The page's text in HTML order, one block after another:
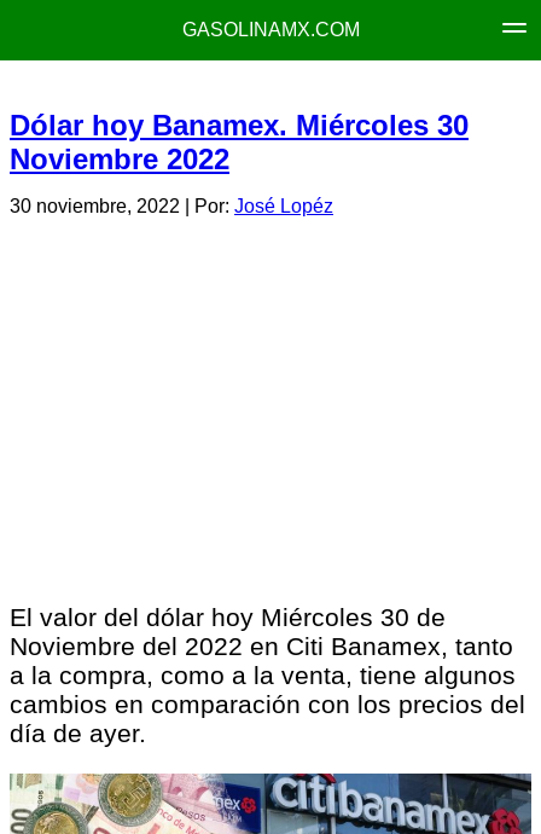
GASOLINAMX.COM
Dólar hoy Banamex. Miércoles 30
Noviembre 2022
30 noviembre, 2022 | Por: José Lopéz
El valor del dólar hoy Miércoles 30 de
Noviembre del 2022 en Citi Banamex, tanto
a la compra, como a la venta, tiene algunos
cambios en comparación con los precios del
día de ayer.